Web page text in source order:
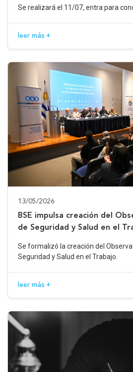
Se realizará el 11/07, entra para
leer más +
13/05/2026
BSE impulsa creación del
de Seguridad y Salud en el
Se formalizó la creación del
Seguridad y Salud en el Trabajo.
leer más +